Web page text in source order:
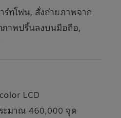
ทโฟน, สั่งถ่ายภาพจาก
ภาพปริ้นลงบนมือถือ,
LCD
ะมาณ 460,000 จุด